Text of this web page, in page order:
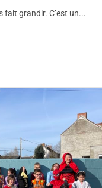
fait grandir. C’est un...